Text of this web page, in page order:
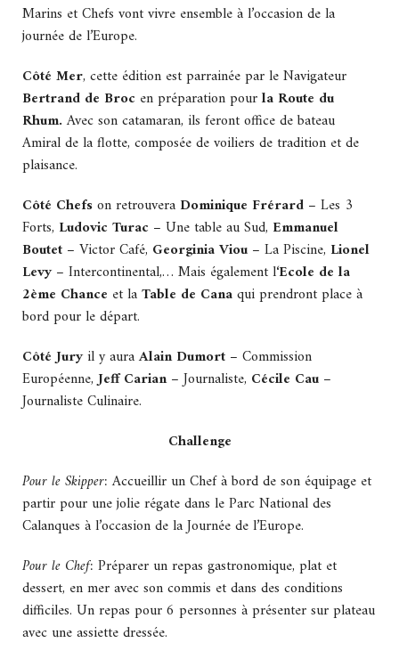
Marins et Chefs vont vivre ensemble à l’occasion de la
journée de l’Europe.
Côté Mer, cette édition est parrainée par le Navigateur
Bertrand de Broc en préparation pourla Route du
Rhum. Avecson catamaran, ils feront office de bateau
Amiral de la flotte, composée de voiliers de tradition et de
plaisance.
Côté Chefson retrouvera Dominique Frérard – Les 3
Forts, Ludovic Turac – Une table au Sud, Emmanuel
Boutet – Victor Café, Georginia Viou – La Piscine, Lionel
Levy– Intercontinental,… Mais également l‘Ecole de la
2ème Chance et laTable de Canaqui prendront place à
bord pour le départ.
Côté Juryil y auraAlain Dumort – Commission
Européenne,Jeff Carian– Journaliste, Cécile Cau –
Journaliste Culinaire.
Challenge
Pour le Skipper: Accueillir un Chef à bord de son équipage et
partir pour une jolie régate dans le Parc National des
Calanques à l’occasion de la Journée de l’Europe.
Pour le Chef: Préparer un repas gastronomique, plat et
dessert, en mer avec son commis et dans des conditions
difficiles. Un repas pour 6 personnes à présenter sur plateau
avec une assiette dressée.